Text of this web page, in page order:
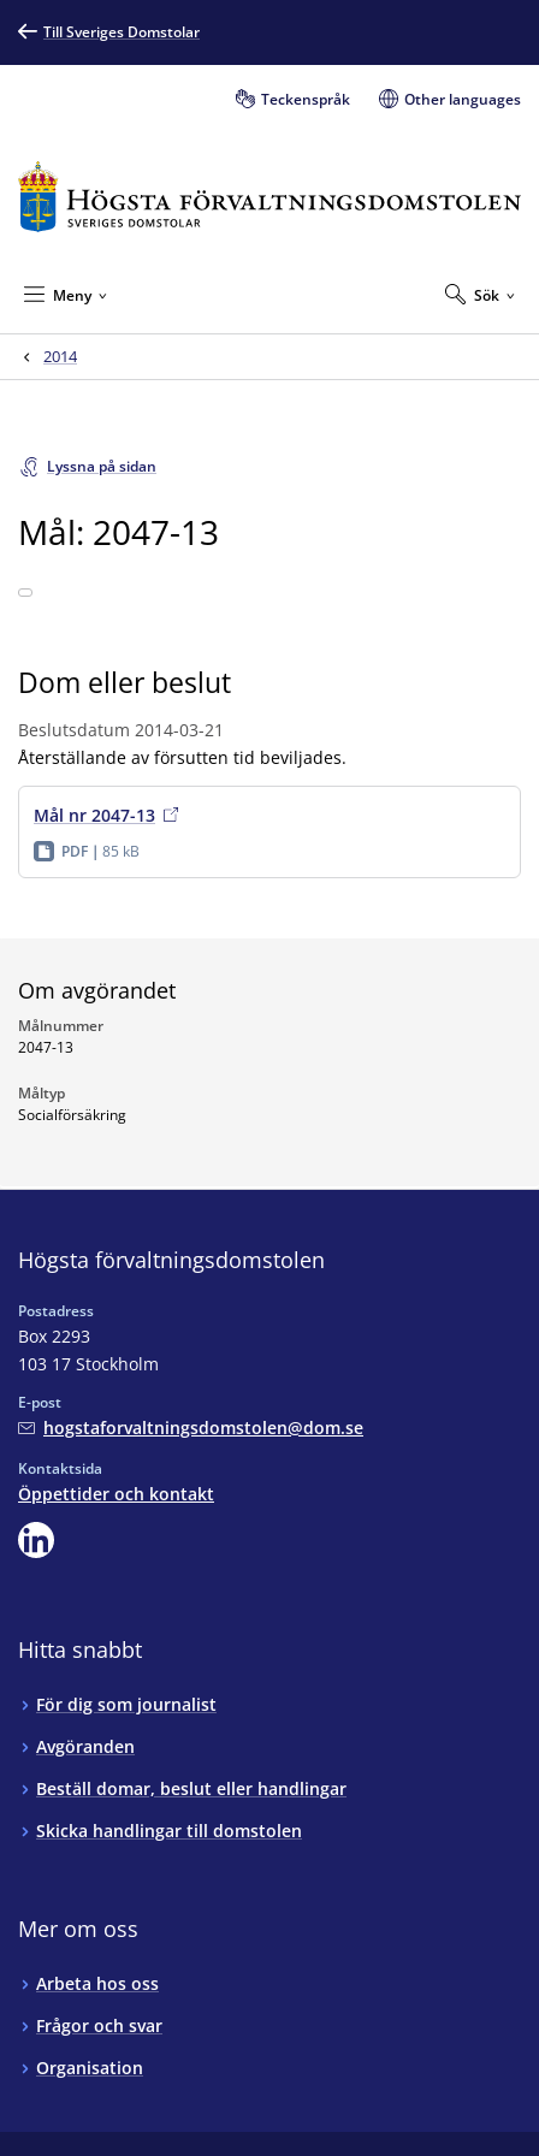
Till Sveriges Domstolar
Teckenspråk Other languages
Sök
Meny
2014
Lyssna på sidan
Mål: 2047-13
Dom eller beslut
Beslutsdatum 2014-03-21
Återställande av försutten tid beviljades.
Mål nr 2047-13
PDF 85 kB
Om avgörandet
Målnummer
2047-13
Måltyp
Socialförsäkring
Högsta förvaltningsdomstolen
Postadress
Box 2293
103 17 Stockholm
E-post
hogstaforvaltningsdomstolen@dom.se
Kontaktsida
Öppettider och kontakt
Hitta snabbt
För dig som journalist
Avgöranden
Beställ domar, beslut eller handlingar
Skicka handlingar till domstolen
Mer om oss
Arbeta hos oss
Frågor och svar
Organisation